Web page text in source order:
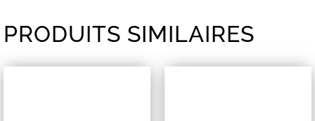
PRODUITS SIMILAIRES